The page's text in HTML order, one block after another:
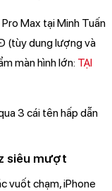
Max tại Minh Tuấn
(tùy dung lượng và
màn hình lớn: TẠI
siêu mượt
vuốt chạm, iPhone